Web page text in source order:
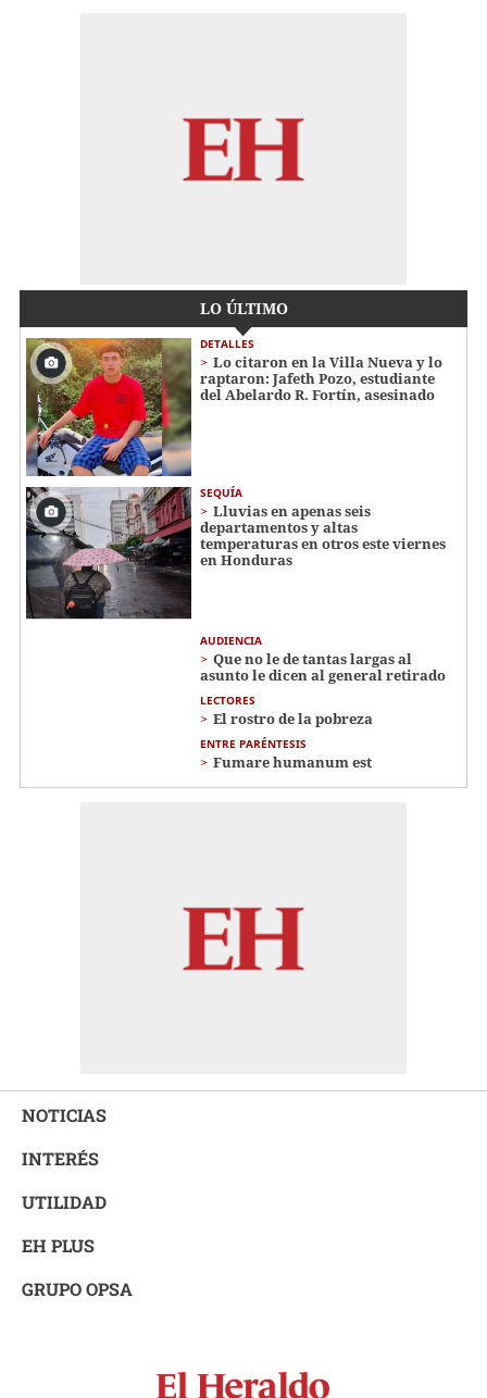
LO ÚLTIMO
DETALLES
Lo citaron en la Villa Nueva y lo
raptaron: Jafeth Pozo, estudiante
del Abelardo R. Fortín, asesinado
SEQUÍA
Lluvias en apenas seis
departamentos y altas
temperaturas en otros este viernes
en Honduras
AUDIENCIA
Que no le de tantas largas al
asunto le dicen al general retirado
LECTORES
El rostro de la pobreza
ENTRE PARÉNTESIS
Fumare humanum est
NOTICIAS
INTERÉS
UTILIDAD
EH PLUS
GRUPO OPSA